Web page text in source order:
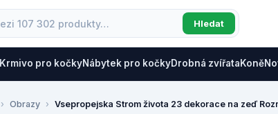
Hledat
Krmivo pro kočkyNábytek pro kočkyDrobná zvířataKoně
Obrazy Vsepropejska Strom života 23 dekorace na zeď